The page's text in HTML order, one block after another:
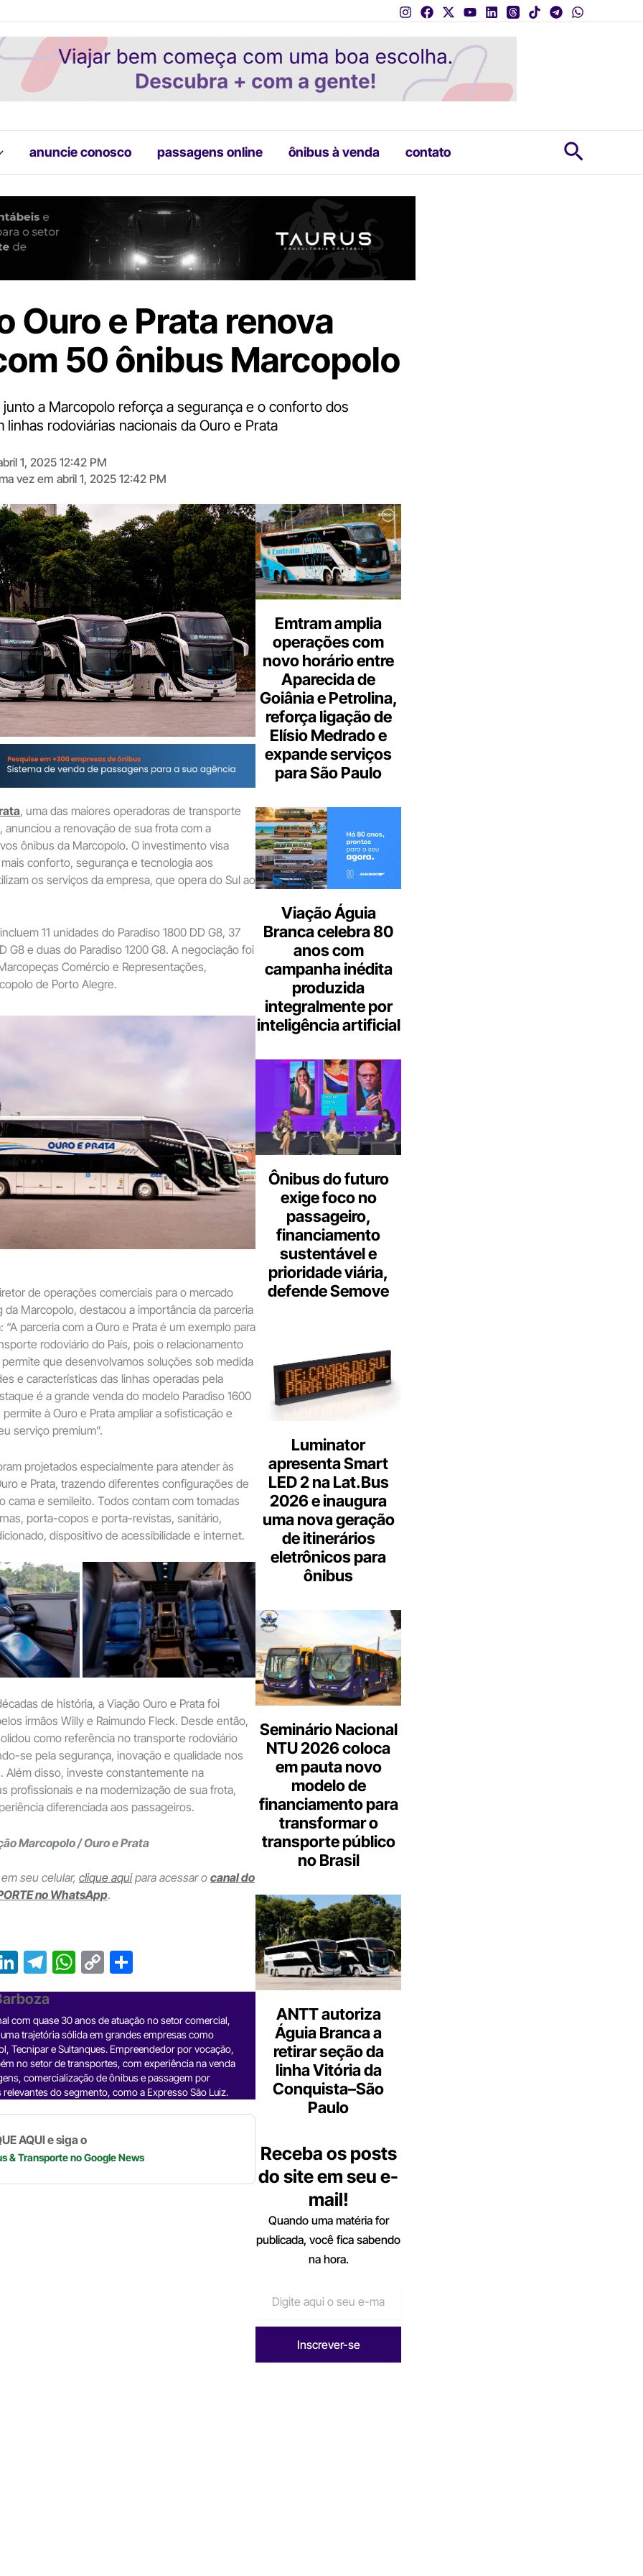
anuncie conosco passagens online ônibus à venda contato
Ouro e Prata renova
50 ônibus Marcopolo
junto a Marcopolo reforça a segurança e o conforto dos
linhas rodoviárias nacionais da Ouro e Prata
1, 2025 12:42 PM
vez em abril 1, 2025 12:42 PM
, uma das maiores operadoras de transporte
anunciou a renovação de sua frota com a
ônibus da Marcopolo. O investimento visa
conforto, segurança e tecnologia aos
os serviços da empresa, que opera do Sul ao
11 unidades do Paradiso 1800 DD G8, 37
G8 e duas do Paradiso 1200 G8. A negociação foi
Comércio e Representações,
de Porto Alegre.
de operações comerciais para o mercado
da Marcopolo, destacou a importância da parceria
“A parceria com a Ouro e Prata é um exemplo para
rodoviário do País, pois o relacionamento
que desenvolvamos soluções sob medida
e características das linhas operadas pela
é a grande venda do modelo Paradiso 1600
à Ouro e Prata ampliar a sofisticação e
serviço premium”.
projetados especialmente para atender às
e Prata, trazendo diferentes configurações de
cama e semileito. Todos contam com tomadas
porta-copos e porta-revistas, sanitário,
dispositivo de acessibilidade e internet.
de história, a Viação Ouro e Prata foi
irmãos Willy e Raimundo Fleck. Desde então,
como referência no transporte rodoviário
se pela segurança, inovação e qualidade nos
Além disso, investe constantemente na
profissionais e na modernização de sua frota,
diferenciada aos passageiros.
Marcopolo / Ouro e Prata
seu celular, clique aquipara acessar o canal do
no WhatsApp.
Li
n
ke
dI
n
T
el
e
gr
a
m
W
h
s
A
p
p
C
o
y
Li
n
k
h
e
com quase 30 anos de atuação no setor comercial,
trajetória sólida em grandes empresas como
Tecnipar e Sultanques. Empreendedor por vocação,
no setor de transportes, com experiência na venda
comercialização de ônibus e passagem por
relevantes do segmento, como a Expresso São Luiz.
AQUI e siga o
& Transporteno Google News
Emtram amplia
operações com
novo horário entre
Aparecida de
Goiânia e Petrolina,
reforça ligação de
Elísio Medrado e
expande serviços
para São Paulo
Viação Águia
Branca celebra 80
anos com
campanha inédita
produzida
integralmente por
inteligência artificial
Ônibus do futuro
exige foco no
passageiro,
financiamento
sustentável e
prioridade viária,
defende Semove
Luminator
apresenta Smart
LED 2 na Lat.Bus
2026 e inaugura
uma nova geração
de itinerários
eletrônicos para
ônibus
Seminário Nacional
NTU 2026 coloca
em pauta novo
modelo de
financiamento para
transformar o
transporte público
no Brasil
ANTT autoriza
Águia Branca a
retirar seção da
linha Vitória da
Conquista–São
Paulo
Receba os posts
do site em seu e-
mail!
Quando uma matéria for
publicada, você fica sabendo
na hora.
Digite
aqui
o
seu
e-
mail
Inscrever-se